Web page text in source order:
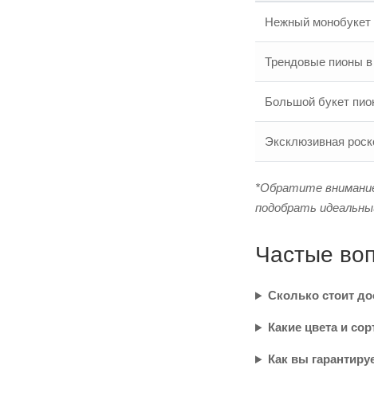
Нежный
Трендовые пионы
Большой букет
Эксклюзивная
*Обратите
подобрать
Частые
Сколько стоит
Какие цвета и
Как вы